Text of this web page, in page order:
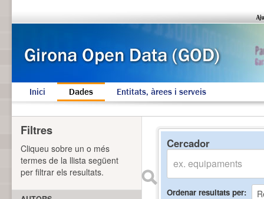
Inici Dades Entitats, àrees i serveis
Cercador
Ordenar resultats per
Filtres
Cliqueu sobre un o més
termes de la llista següent
per filtrar els resultats.